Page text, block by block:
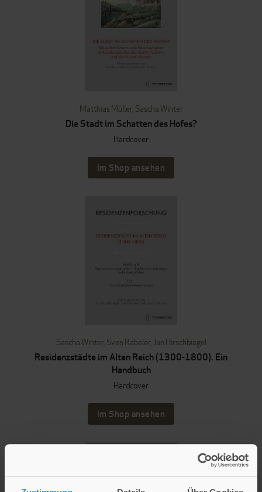
Matthias Müller, Sascha Winter
Die Stadt im Schatten des Hofes?
Hardcover
Im Shop ansehen
Sascha Winter, Sven Rabeler, Jan Hirschbiegel
Residenzstädte im Alten Reich (1300-1800). Ein
Handbuch
Hardcover
Im Shop ansehen